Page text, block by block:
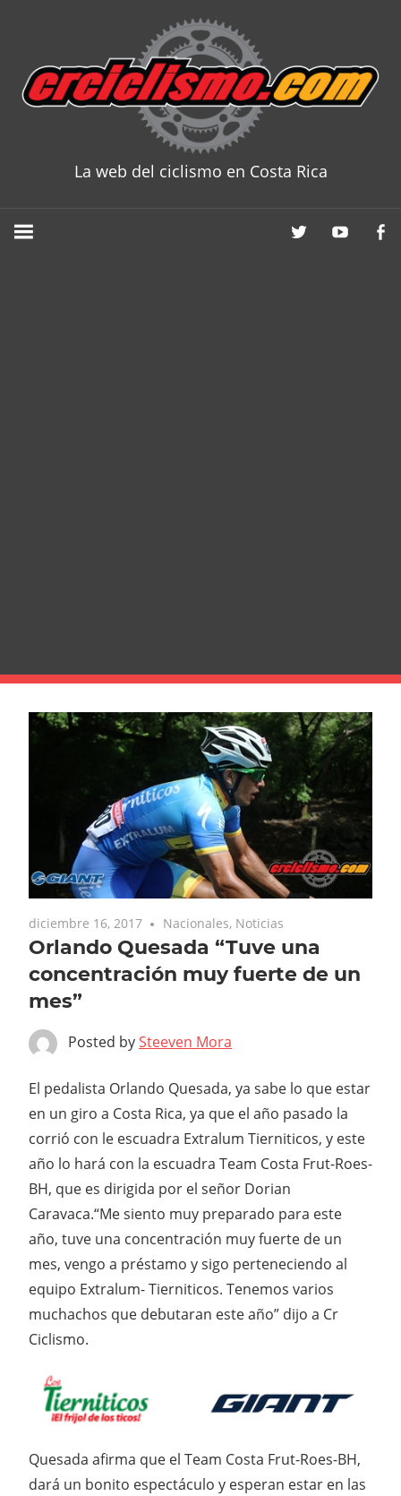
content
La web del ciclismo en Costa Rica
diciembre 16, 2017 Nacionales, Noticias
Orlando Quesada “Tuve una
concentración muy fuerte de un
mes”
Posted bySteeven Mora
El pedalista Orlando Quesada, ya sabe lo que estar
en un giro a Costa Rica, ya que el año pasado la
corrió con le escuadra Extralum Tierniticos, y este
año lo hará con la escuadra Team Costa Frut-Roes-
BH, que es dirigida por el señor Dorian
Caravaca.“Me siento muy preparado para este
año, tuve una concentración muy fuerte de un
mes, vengo a préstamo y sigo perteneciendo al
equipo Extralum- Tierniticos. Tenemos varios
muchachos que debutaran este año” dijo a Cr
Ciclismo.
Quesada afirma que el Team Costa Frut-Roes-BH,
dará un bonito espectáculo y esperan estar en las